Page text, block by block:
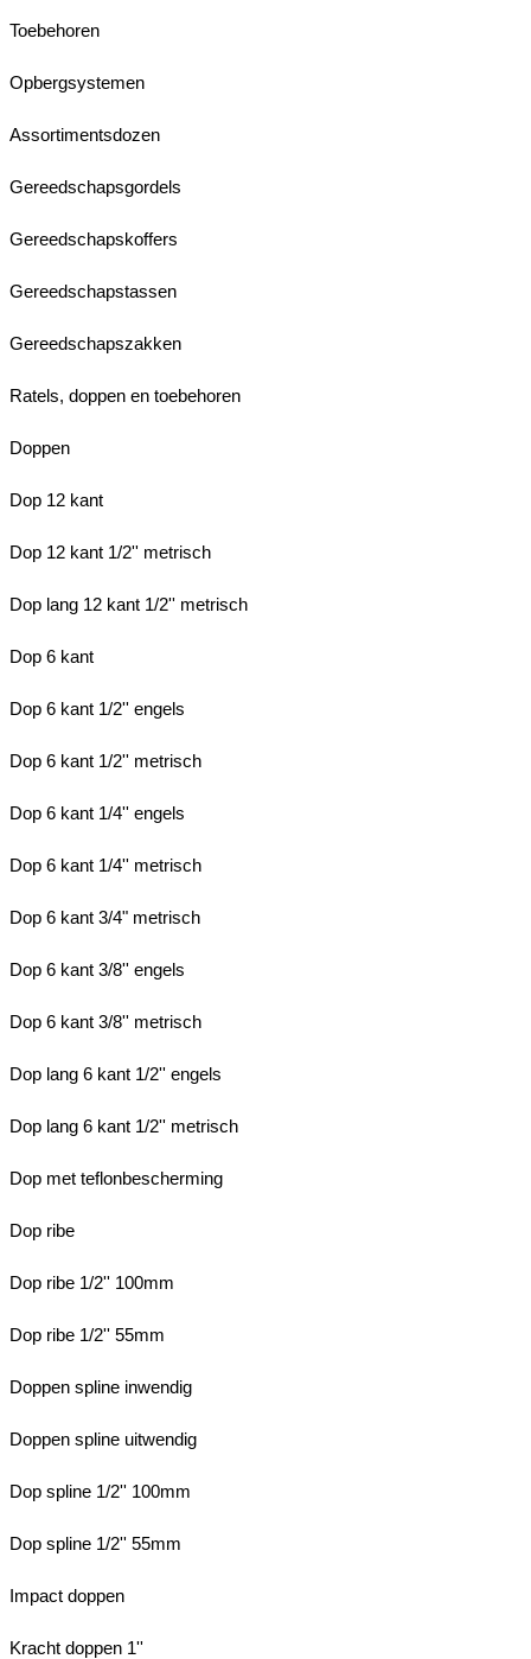
Toebehoren
Opbergsystemen
Assortimentsdozen
Gereedschapsgordels
Gereedschapskoffers
Gereedschapstassen
Gereedschapszakken
Ratels, doppen en toebehoren
Doppen
Dop 12 kant
Dop 12 kant 1/2'' metrisch
Dop lang 12 kant 1/2'' metrisch
Dop 6 kant
Dop 6 kant 1/2'' engels
Dop 6 kant 1/2'' metrisch
Dop 6 kant 1/4'' engels
Dop 6 kant 1/4'' metrisch
Dop 6 kant 3/4" metrisch
Dop 6 kant 3/8'' engels
Dop 6 kant 3/8'' metrisch
Dop lang 6 kant 1/2'' engels
Dop lang 6 kant 1/2'' metrisch
Dop met teflonbescherming
Dop ribe
Dop ribe 1/2'' 100mm
Dop ribe 1/2'' 55mm
Doppen spline inwendig
Doppen spline uitwendig
Dop spline 1/2'' 100mm
Dop spline 1/2'' 55mm
Impact doppen
Kracht doppen 1''